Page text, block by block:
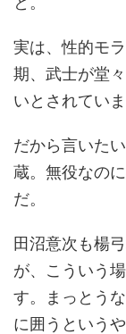
実は、性的モ
期、武士が堂
いとされていま
だから言いた
蔵。無役なの
だ。
田沼意次も楊
が、こういう
す。まっとう
に囲うというや